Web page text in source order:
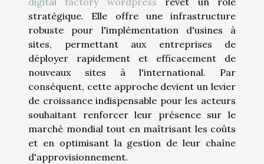
stratégique. Elle offre une infrastructure
robuste pour l'implémentation d'usines à
sites, permettant aux entreprises de
déployer rapidement et efficacement de
nouveaux sites à l'international. Par
conséquent, cette approche devient un levier
de croissance indispensable pour les acteurs
souhaitant renforcer leur présence sur le
marché mondial tout en maîtrisant les coûts
et en optimisant la gestion de leur chaîne
d'approvisionnement.